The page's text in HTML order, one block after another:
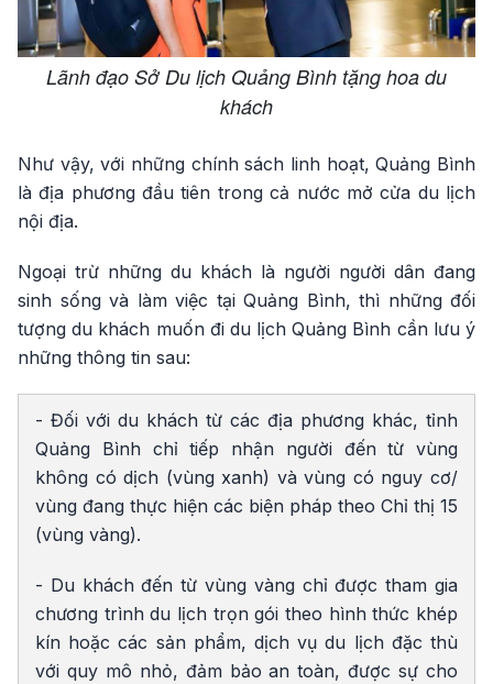
Lãnh đạo Sở Du lịch Quảng Bình tặng hoa du
khách
Như vậy, với những chính sách linh hoạt, Quảng Bình
là địa phương đầu tiên trong cả nước mở cửa du lịch
nội địa.
Ngoại trừ những du khách là người người dân đang
sinh sống và làm việc tại Quảng Bình, thì những đối
tượng du khách muốn đi du lịch Quảng Bình cần lưu ý
những thông tin sau:
- Đối với du khách từ các địa phương khác, tỉnh
Quảng Bình chỉ tiếp nhận người đến từ vùng
không có dịch (vùng xanh) và vùng có nguy cơ/
vùng đang thực hiện các biện pháp theo Chỉ thị 15
(vùng vàng).
- Du khách đến từ vùng vàng chỉ được tham gia
chương trình du lịch trọn gói theo hình thức khép
kín hoặc các sản phẩm, dịch vụ du lịch đặc thù
với quy mô nhỏ, đảm bảo an toàn, được sự cho